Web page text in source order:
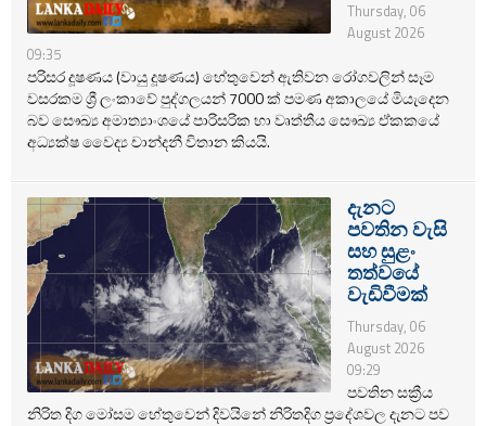
Thursday, 06
August 2026
09:35
පරිසර දූෂණය (වායු දූෂණය) හේතුවෙන් ඇතිවන රෝගවලින් සෑම
වසරකම ශ්‍රී ලංකාවේ පුද්ගලයන් 7000 ක් පමණ අකාලයේ මියැදෙන
බව සෞඛ්‍ය අමාත්‍යාංශයේ පාරිසරික හා වෘත්තීය සෞඛ්‍ය ඒකකයේ
අධ්‍යක්ෂ වෛද්‍ය චාන්දනී විතාන කියයි.
දැනට
පවතින වැසි
සහ සුළං
තත්වයේ
වැඩිවීමක්
Thursday, 06
August 2026
09:29
පවතින සක්‍රීය
නිරිත දිග මෝසම හේතුවෙන් දිවයිනේ නිරිතදිග ප්‍රදේශවල දැනට පව